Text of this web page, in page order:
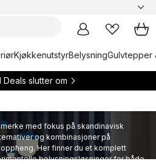
KjøkkenutstyrBelysningGulvtepper
slutter om
med fokus på skandinavisk
og kombinasjoner på
Her finner du et komplett
belysningsløsninger for både